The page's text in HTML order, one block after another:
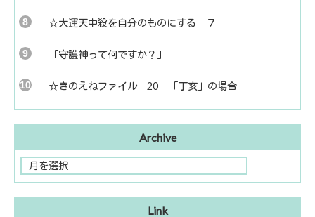
☆大運天中殺を自分のものにする ７
「守護神って何ですか？」
☆きのえねファイル 20 「丁亥」の場合
Archive
Link